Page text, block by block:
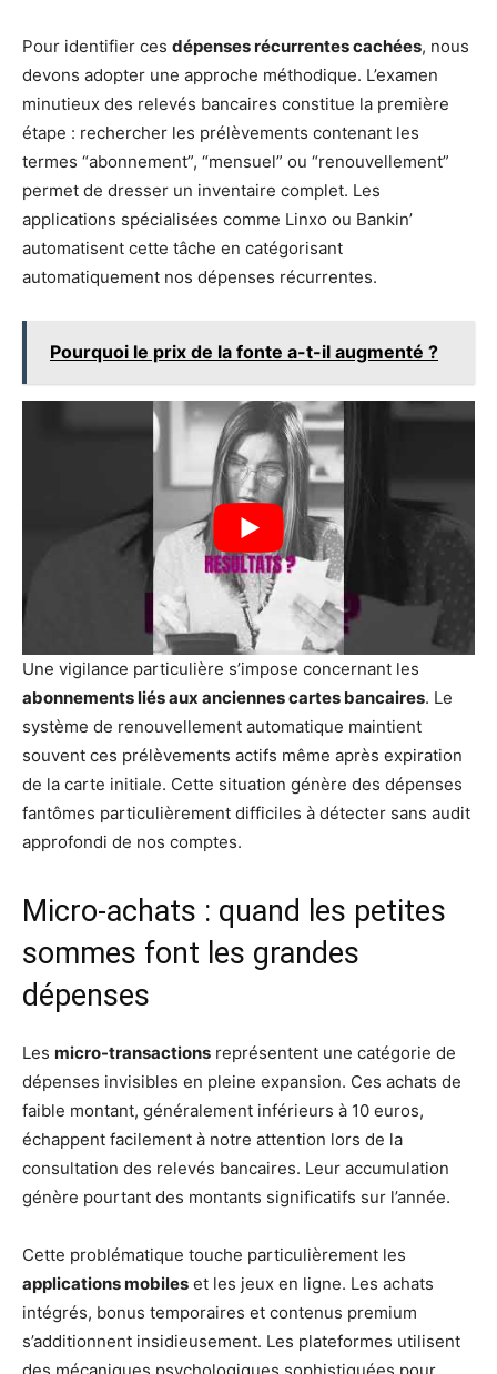
Pour identifier ces dépenses récurrentes cachées, nous
devons adopter une approche méthodique. L’examen
minutieux des relevés bancaires constitue la première
étape : rechercher les prélèvements contenant les
termes “abonnement”, “mensuel” ou “renouvellement”
permet de dresser un inventaire complet. Les
applications spécialisées comme Linxo ou Bankin’
automatisent cette tâche en catégorisant
automatiquement nos dépenses récurrentes.
Pourquoi le prix de la fonte a-t-il augmenté ?
Une vigilance particulière s’impose concernant les
abonnements liés aux anciennes cartes bancaires. Le
système de renouvellement automatique maintient
souvent ces prélèvements actifs même après expiration
de la carte initiale. Cette situation génère des dépenses
fantômes particulièrement difficiles à détecter sans audit
approfondi de nos comptes.
Micro-achats : quand les petites
sommes font les grandes
dépenses
Les micro-transactions représentent une catégorie de
dépenses invisibles en pleine expansion. Ces achats de
faible montant, généralement inférieurs à 10 euros,
échappent facilement à notre attention lors de la
consultation des relevés bancaires. Leur accumulation
génère pourtant des montants significatifs sur l’année.
Cette problématique touche particulièrement les
applications mobiles et les jeux en ligne. Les achats
intégrés, bonus temporaires et contenus premium
s’additionnent insidieusement. Les plateformes utilisent